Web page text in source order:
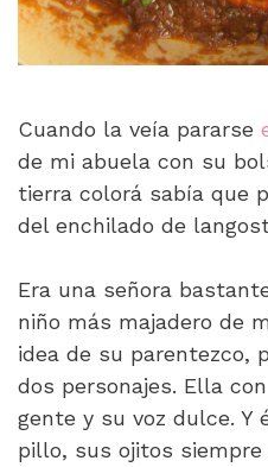
Cuando la veía pararse
de mi abuela con su
tierra colorá sabía que
del enchilado de
Era una señora
niño más majadero de
idea de su parentezco,
dos personajes. Ella
gente y su voz dulce. Y
pillo, sus ojitos